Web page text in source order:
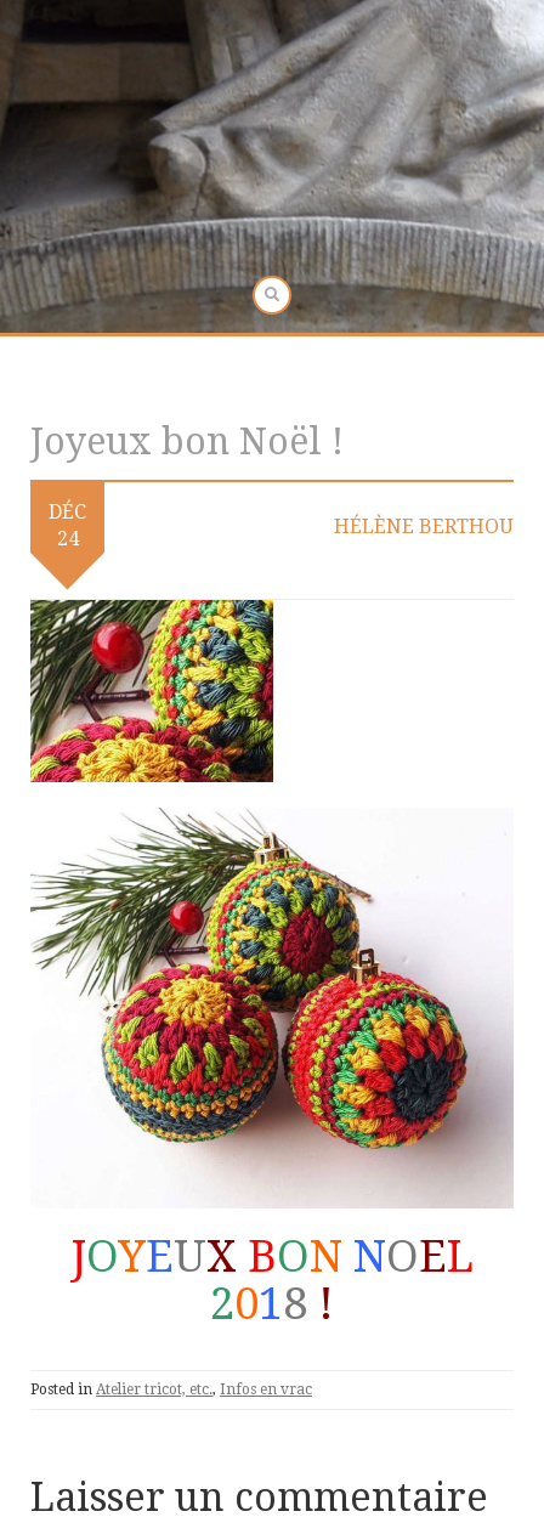
Joyeux bon Noël !
DÉC
24
HÉLÈNE BERTHOU
JOYEUX BON NOEL
2018 !
Posted in Atelier tricot, etc., Infos en vrac
Laisser un commentaire